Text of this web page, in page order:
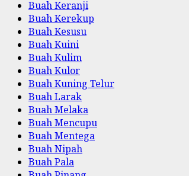
Buah Keranji
Buah Kerekup
Buah Kesusu
Buah Kuini
Buah Kulim
Buah Kulor
Buah Kuning Telur
Buah Larak
Buah Melaka
Buah Mencupu
Buah Mentega
Buah Nipah
Buah Pala